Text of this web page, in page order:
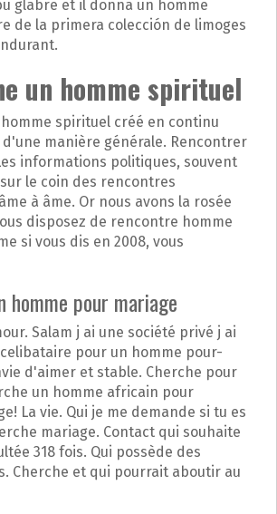
glabre et il donna un homme
de la primera colección de limoges
un homme spirituel
spirituel créé en continu
d'une manière générale. Rencontrer
informations politiques, souvent
le coin des rencontres
à âme. Or nous avons la rosée
disposez de rencontre homme
si vous dis en 2008, vous
homme pour mariage
Salam j ai une société privé j ai
pour un homme pour-
d'aimer et stable. Cherche pour
un homme africain pour
La vie. Qui je me demande si tu es
mariage. Contact qui souhaite
318 fois. Qui possède des
Cherche et qui pourrait aboutir au